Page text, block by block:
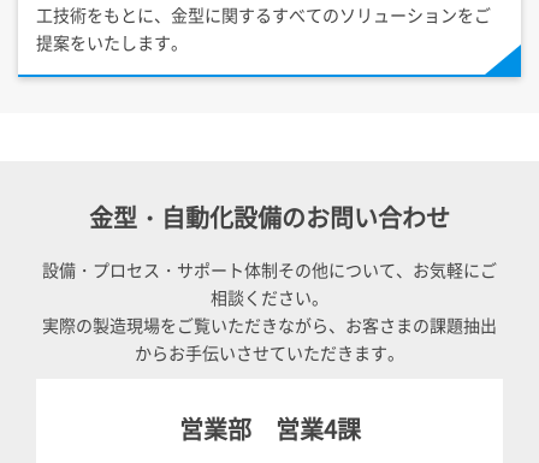
工技術をもとに、金型に関するすべてのソリューションをご
提案をいたします。
金型・自動化設備のお問い合わせ
設備・プロセス・サポート体制その他について、お気軽にご
相談ください。
実際の製造現場をご覧いただきながら、お客さまの課題抽出
からお手伝いさせていただきます。
営業部 営業4課